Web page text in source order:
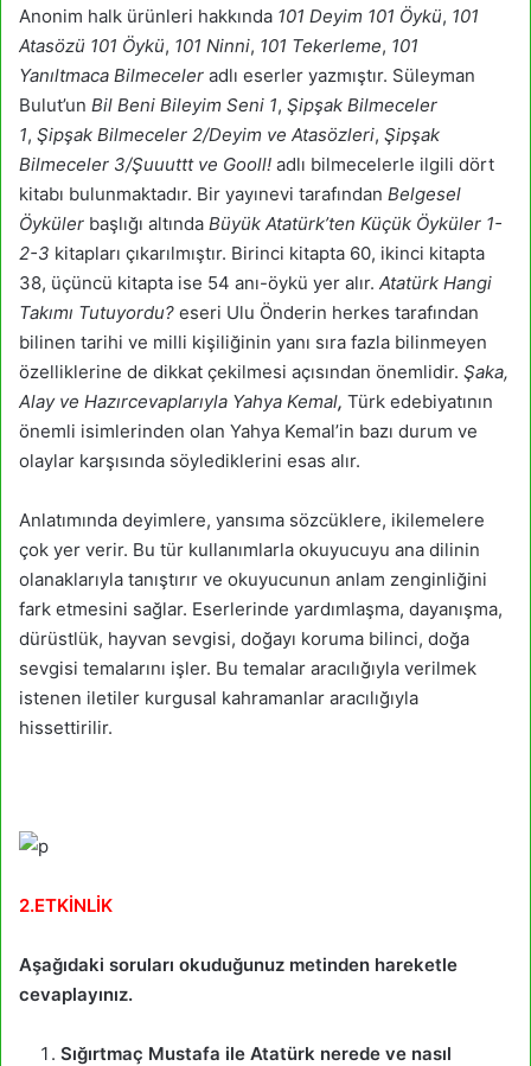
Anonim halk ürünleri hakkında 101 Deyim 101 Öykü, 101
Atasözü 101 Öykü, 101 Ninni, 101 Tekerleme, 101
Yanıltmaca Bilmeceler adlı eserler yazmıştır. Süleyman
Bulut’un Bil Beni Bileyim Seni 1, Şipşak Bilmeceler
1, Şipşak Bilmeceler 2/Deyim ve Atasözleri, Şipşak
Bilmeceler 3/Şuuuttt ve Gooll! adlı bilmecelerle ilgili dört
kitabı bulunmaktadır. Bir yayınevi tarafından Belgesel
Öyküler başlığı altında Büyük Atatürk’ten Küçük Öyküler 1-
2-3 kitapları çıkarılmıştır. Birinci kitapta 60, ikinci kitapta
38, üçüncü kitapta ise 54 anı-öykü yer alır. Atatürk Hangi
Takımı Tutuyordu? eseri Ulu Önderin herkes tarafından
bilinen tarihi ve milli kişiliğinin yanı sıra fazla bilinmeyen
özelliklerine de dikkat çekilmesi açısından önemlidir. Şaka,
Alay ve Hazırcevaplarıyla Yahya Kemal, Türk edebiyatının
önemli isimlerinden olan Yahya Kemal’in bazı durum ve
olaylar karşısında söylediklerini esas alır.
Anlatımında deyimlere, yansıma sözcüklere, ikilemelere
çok yer verir. Bu tür kullanımlarla okuyucuyu ana dilinin
olanaklarıyla tanıştırır ve okuyucunun anlam zenginliğini
fark etmesini sağlar. Eserlerinde yardımlaşma, dayanışma,
dürüstlük, hayvan sevgisi, doğayı koruma bilinci, doğa
sevgisi temalarını işler. Bu temalar aracılığıyla verilmek
istenen iletiler kurgusal kahramanlar aracılığıyla
hissettirilir.
2.ETKİNLİK
Aşağıdaki soruları okuduğunuz metinden hareketle
cevaplayınız.
Sığırtmaç Mustafa ile Atatürk nerede ve nasıl